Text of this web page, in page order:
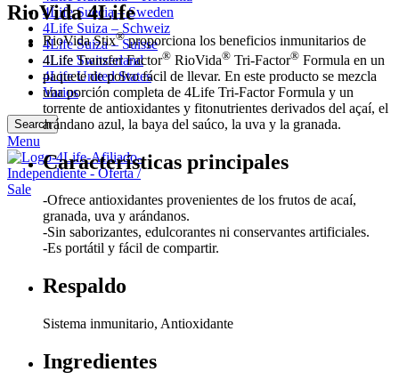
4Life Suecia – Sweden
4Life Suiza – Schweiz
4Life Suiza – Suisse
4Life Switzerland
4Life United States
Varios
Search
Menu
RioVida 4Life
RioVida Stix®proporciona los beneficios inmunitarios de
4Life Transfer Factor® RioVida® Tri-Factor® Formula en un
paquete de polvo fácil de llevar. En este producto se mezcla
una porción completa de 4Life Tri-Factor Formula y un
torrente de antioxidantes y fitonutrientes derivados del açaí, el
arándano azul, la baya del saúco, la uva y la granada.
Características principales
-Ofrece antioxidantes provenientes de los frutos de acaí,
granada, uva y arándanos.
-Sin saborizantes, edulcorantes ni conservantes artificiales.
-Es portátil y fácil de compartir.
Respaldo
Sistema inmunitario, Antioxidante
Ingredientes